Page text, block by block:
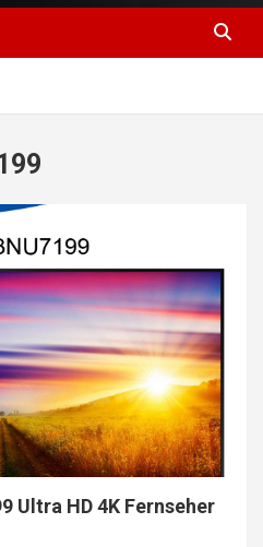
Ultra HD 4K Fernseher